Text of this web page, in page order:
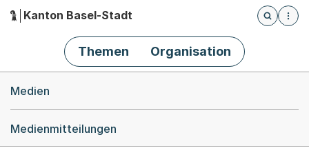
Hauptnavigation
Kanton Basel-Stadt
Öffnet
Themen Organisation
Medien
Medienmitteilungen